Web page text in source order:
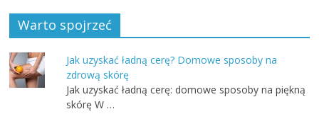
Warto spojrzeć
Jak uzyskać ładną cerę? Domowe sposoby na
zdrową skórę
Jak uzyskać ładną cerę: domowe sposoby na piękną
skórę W …